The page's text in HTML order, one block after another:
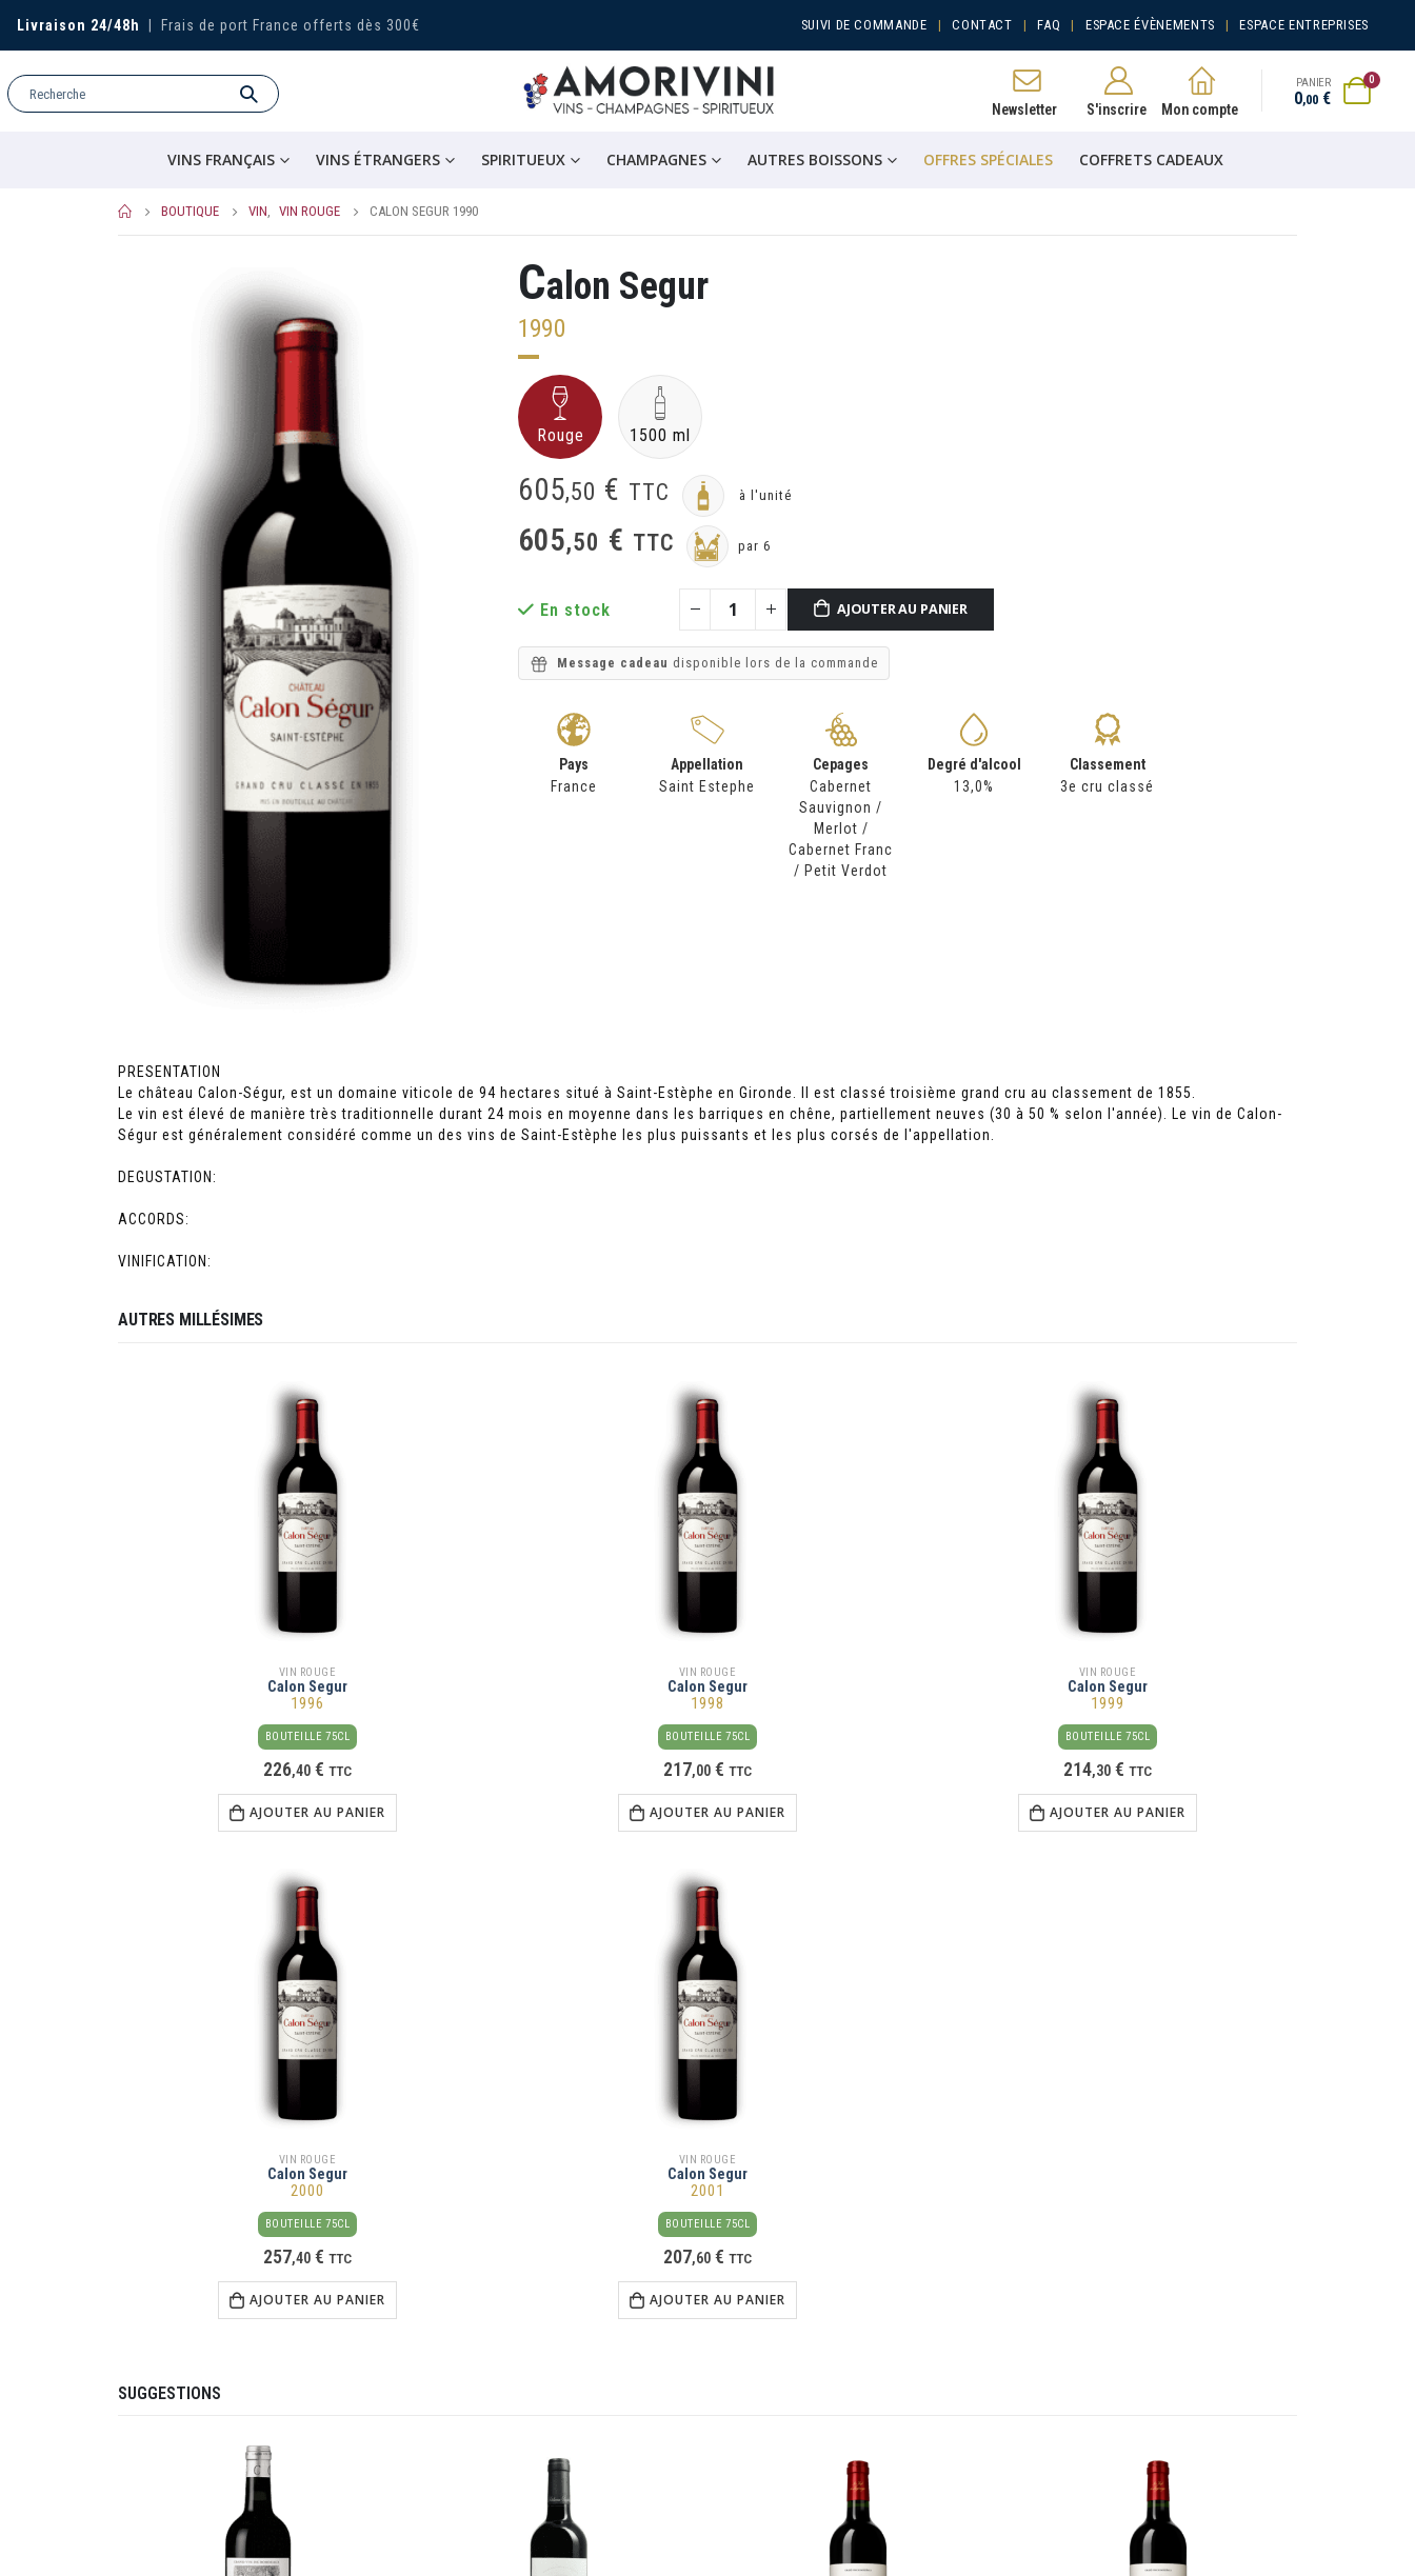
Livraison 24/48h Frais de port France offerts dès 300€ SUIVI DE COMMANDE CONTACT FAQ ESPACE ÉVÈNEMENTS ESPACE ENTREPRISES
Newsletter S'inscrire Mon compte
0
PANIER
0,00 €
VINS FRANÇAIS VINS ÉTRANGERS SPIRITUEUX CHAMPAGNES AUTRES BOISSONS OFFRES SPÉCIALES COFFRETS CADEAUX
BOUTIQUE VIN VIN ROUGE CALON SEGUR 1990
Calon Segur
1990
Rouge 1500 ml
605,50 € TTC à l'unité
605,50 € TTC par 6
En stock AJOUTER AU PANIER
Message cadeau disponible lors de la commande
Pays
France
Appellation
Saint Estephe
Cepages
Cabernet
Sauvignon /
Merlot /
Cabernet Franc
/ Petit Verdot
Degré d'alcool
13,0%
Classement
3e cru classé
PRESENTATION
Le château Calon-Ségur, est un domaine viticole de 94 hectares situé à Saint-Estèphe en Gironde. Il est classé troisième grand cru au classement de 1855.
Le vin est élevé de manière très traditionnelle durant 24 mois en moyenne dans les barriques en chêne, partiellement neuves (30 à 50 % selon l'année). Le vin de Calon-
Ségur est généralement considéré comme un des vins de Saint-Estèphe les plus puissants et les plus corsés de l'appellation.
DEGUSTATION:
ACCORDS:
VINIFICATION:
AUTRES MILLÉSIMES
VIN ROUGE
Calon Segur
1996
BOUTEILLE 75CL
226,40 € TTC
AJOUTER AU PANIER
VIN ROUGE
Calon Segur
1998
BOUTEILLE 75CL
217,00 € TTC
AJOUTER AU PANIER
VIN ROUGE
Calon Segur
1999
BOUTEILLE 75CL
214,30 € TTC
AJOUTER AU PANIER
VIN ROUGE
Calon Segur
2000
BOUTEILLE 75CL
257,40 € TTC
AJOUTER AU PANIER
VIN ROUGE
Calon Segur
2001
BOUTEILLE 75CL
207,60 € TTC
AJOUTER AU PANIER
SUGGESTIONS